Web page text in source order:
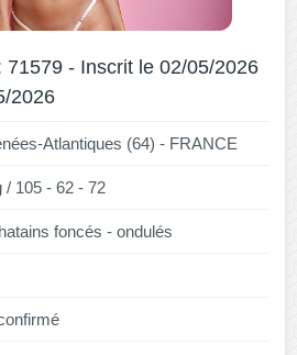
71579 - Inscrit le 02/05/2026
2026
Atlantiques (64) - FRANCE
/ 105 - 62 - 72
foncés - ondulés